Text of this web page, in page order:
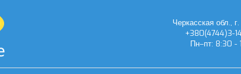
Черкасская обл.,
+380(4744)3-
Пн–пт: 8:30 -